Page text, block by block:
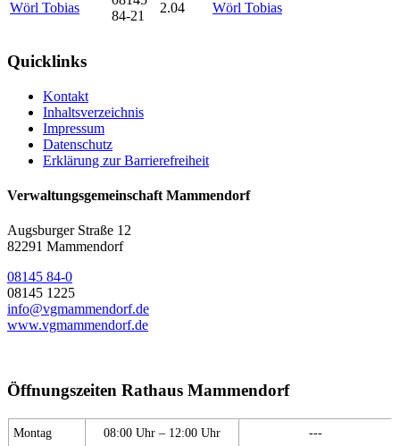
Wörl Tobias
84-21
2.04
Quicklinks
Kontakt
Inhaltsverzeichnis
Impressum
Datenschutz
Erklärung zur Barrierefreiheit
Verwaltungsgemeinschaft Mammendorf
Augsburger Straße 12
82291 Mammendorf
08145 84-0
08145 1225
info@vgmammendorf.de
www.vgmammendorf.de
Öffnungszeiten Rathaus Mammendorf
Montag 08:00 Uhr – 12:00 Uhr ---